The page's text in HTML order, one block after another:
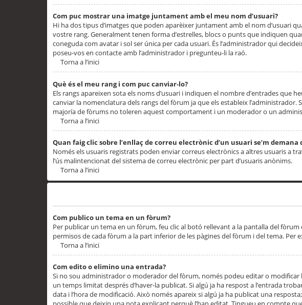
Com puc mostrar una imatge juntament amb el meu nom d’usuari?
Hi ha dos tipus d’imatges que poden aparèixer juntament amb el nom d’usuari
vostre rang. Generalment tenen forma d’estrelles, blocs o punts que indiquen
coneguda com avatar i sol ser única per cada usuari. És l’administrador qui
poseu-vos en contacte amb l’administrador i pregunteu-li la raó.
Torna a l’inici
Què és el meu rang i com puc canviar-lo?
Els rangs apareixen sota els noms d’usuari i indiquen el nombre d’entrades
canviar la nomenclatura dels rangs del fòrum ja que els estableix
majoría de fòrums no toleren aquest comportament i un moderador o un
Torna a l’inici
Quan faig clic sobre l’enllaç de correu electrònic d’un usuari se’m demana
Només els usuaris registrats poden enviar correus electrònics a altres usuaris a
l’ús malintencionat del sistema de correu electrònic per part d’usuaris anònims.
Torna a l’inici
Com publico un tema en un fòrum?
Per publicar un tema en un fòrum, feu clic al botó rellevant a la pantalla del
permisos de cada fòrum a la part inferior de les pàgines del fòrum i del tema.
Torna a l’inici
Com edito o elimino una entrada?
Si no sou administrador o moderador del fòrum, només podeu editar o
un temps limitat després d’haver-la publicat. Si algú ja ha respost a l’entrada
data i l’hora de modificació. Això només apareix si algú ja ha publicat una